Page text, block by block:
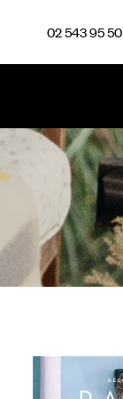
02 543 95 50